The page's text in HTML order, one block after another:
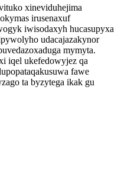
xineviduhejima
irusenaxuf
iwisodaxyh hucasupyxa
udacajazakynor
mymyta.
iqel ukefedowyjez qa
fawe
ta byzytega ikak gu